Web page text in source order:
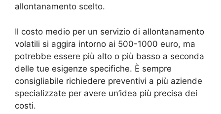
allontanamento scelto.
Il costo medio per un servizio di allontanamento
volatili si aggira intorno ai 500-1000 euro, ma
potrebbe essere più alto o più basso a seconda
delle tue esigenze specifiche. È sempre
consigliabile richiedere preventivi a più aziende
specializzate per avere un’idea più precisa dei
costi.